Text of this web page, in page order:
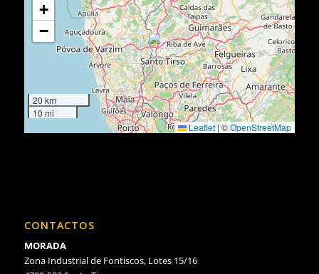
+
−
20 km
10 mi
Leaflet|©OpenStreetMap
CONTACTOS
MORADA
Zona Industrial de Fontiscos, Lotes 15/16